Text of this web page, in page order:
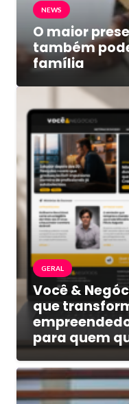
NEWS
O maior
também
família
GERAL
Você &
que
para quem